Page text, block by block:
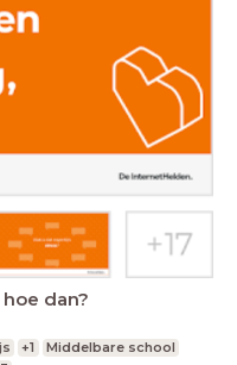
dan?
+1
Middelbare school